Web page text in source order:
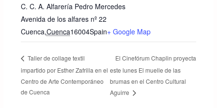
C. C. A. Alfarería Pedro Mercedes
Avenida de los alfares nº 22
Cuenca,Cuenca16004Spain+ Google Map
Taller de collage textil
impartido por Esther Zafrilla en el
Centro de Arte Contemporáneo
de Cuenca
El Cinefórum Chaplin proyecta
este lunes El muelle de las
brumas en el Centro Cultural
Aguirre